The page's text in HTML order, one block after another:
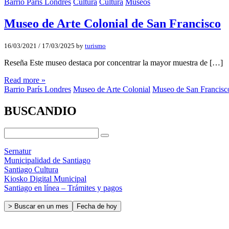
Museo de Arte Colonial de San Francisco
16/03/2021 / 17/03/2025 by turismo
Reseña Este museo destaca por concentrar la mayor muestra de […]
Read more »
Barrio París Londres Museo de Arte Colonial Museo de San
BUSCANDIO
Sernatur
Municipalidad de Santiago
Santiago Cultura
Kiosko Digital Municipal
Santiago en línea – Trámites y pagos
> Buscar en un mes Fecha de hoy